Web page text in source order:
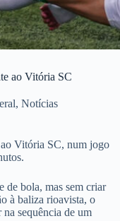
ao Vitória SC
, Notícias
Vitória SC, num jogo
de bola, mas sem criar
à baliza rioavista, o
sequência de um